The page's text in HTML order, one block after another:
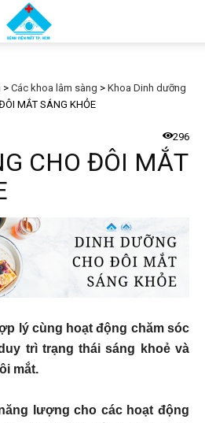
> Các khoa lâm sàng > Khoa Dinh dưỡng
MẮT SÁNG KHỎE
296
CHO ĐÔI MẮT
lý cùng hoạt động chăm sóc
trì trạng thái sáng khoẻ và
mắt.
lượng cho các hoạt động